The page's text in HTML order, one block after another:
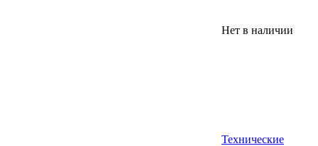
Нет в наличии
Технические